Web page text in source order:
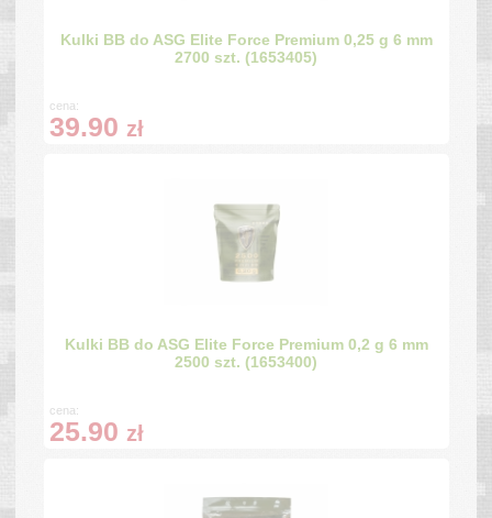
Kulki BB do ASG Elite Force Premium 0,25 g 6 mm
2700 szt. (1653405)
cena:
39.90 zł
Kulki BB do ASG Elite Force Premium 0,2 g 6 mm
2500 szt. (1653400)
cena:
25.90 zł